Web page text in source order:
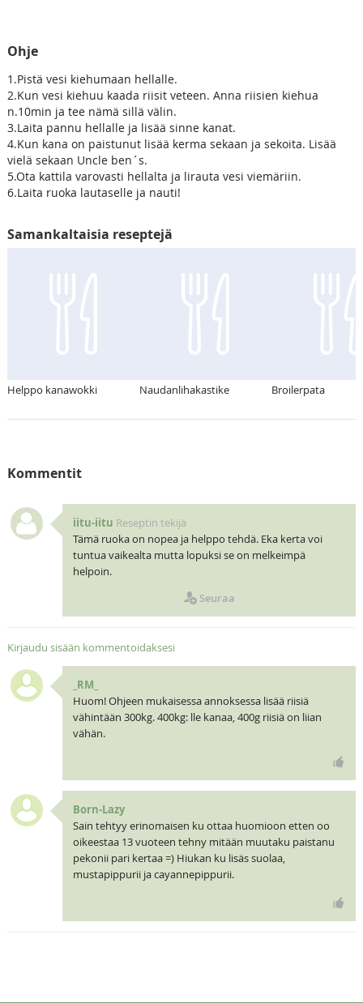
Ohje
1.Pistä vesi kiehumaan hellalle.
2.Kun vesi kiehuu kaada riisit veteen. Anna riisien kiehua
n.10min ja tee nämä sillä välin.
3.Laita pannu hellalle ja lisää sinne kanat.
4.Kun kana on paistunut lisää kerma sekaan ja sekoita. Lisää
vielä sekaan Uncle ben´s.
5.Ota kattila varovasti hellalta ja lirauta vesi viemäriin.
6.Laita ruoka lautaselle ja nauti!
Samankaltaisia reseptejä
Helppo kanawokki Naudanlihakastike Broilerpata
Kommentit
iitu-iitu Reseptin tekijä
Tämä ruoka on nopea ja helppo tehdä. Eka kerta voi
tuntua vaikealta mutta lopuksi se on melkeimpä
helpoin.
Seuraa
Kirjaudu sisään kommentoidaksesi
_RM_
Huom! Ohjeen mukaisessa annoksessa lisää riisiä
vähintään 300kg. 400kg: lle kanaa, 400g riisiä on liian
vähän.
Born-Lazy
Sain tehtyy erinomaisen ku ottaa huomioon etten oo
oikeestaa 13 vuoteen tehny mitään muutaku paistanu
pekonii pari kertaa =) Hiukan ku lisäs suolaa,
mustapippurii ja cayannepippurii.